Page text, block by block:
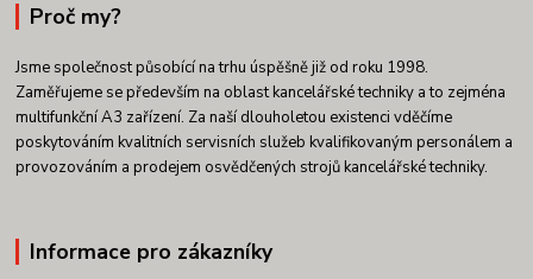
Proč my?
Jsme společnost působící na trhu úspěšně již od roku 1998.
Zaměřujeme se především na oblast kancelářské techniky a to zejména
multifunkční A3 zařízení. Za naší dlouholetou existenci vděčíme
poskytováním kvalitních servisních služeb kvalifikovaným personálem a
provozováním a prodejem osvědčených strojů kancelářské techniky.
Informace pro zákazníky